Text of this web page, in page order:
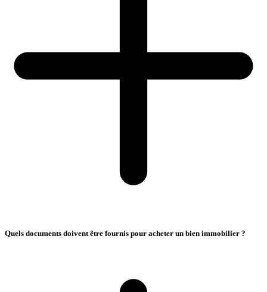
Quels documents doivent être fournis pour acheter un bien immobilier ?